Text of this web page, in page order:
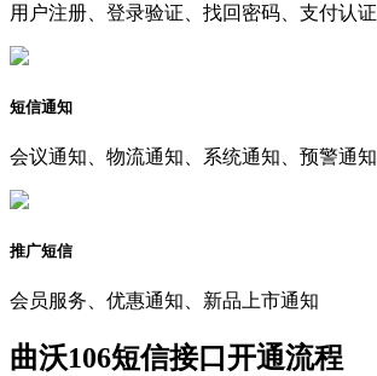
用户注册、登录验证、找回密码、支付认证
短信通知
会议通知、物流通知、系统通知、预警通知
推广短信
会员服务、优惠通知、新品上市通知
曲沃106短信接口开通流程